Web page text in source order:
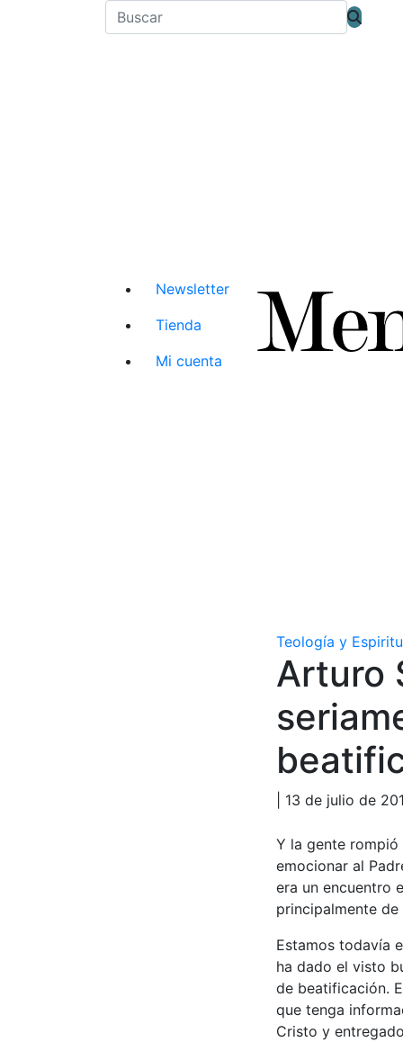
Newsletter
Tienda
Mi cuenta
Teología y
Arturo
| 13 de julio de
Y la gente
emocionar al
era un encuentro
principalmente
Estamos todavía
ha dado el visto
de beatificación.
que tenga
Cristo y